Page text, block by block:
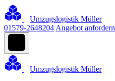
Umzugslogistik Müller
01579-2648204 Angebot anfordern
Umzugslogistik Müller